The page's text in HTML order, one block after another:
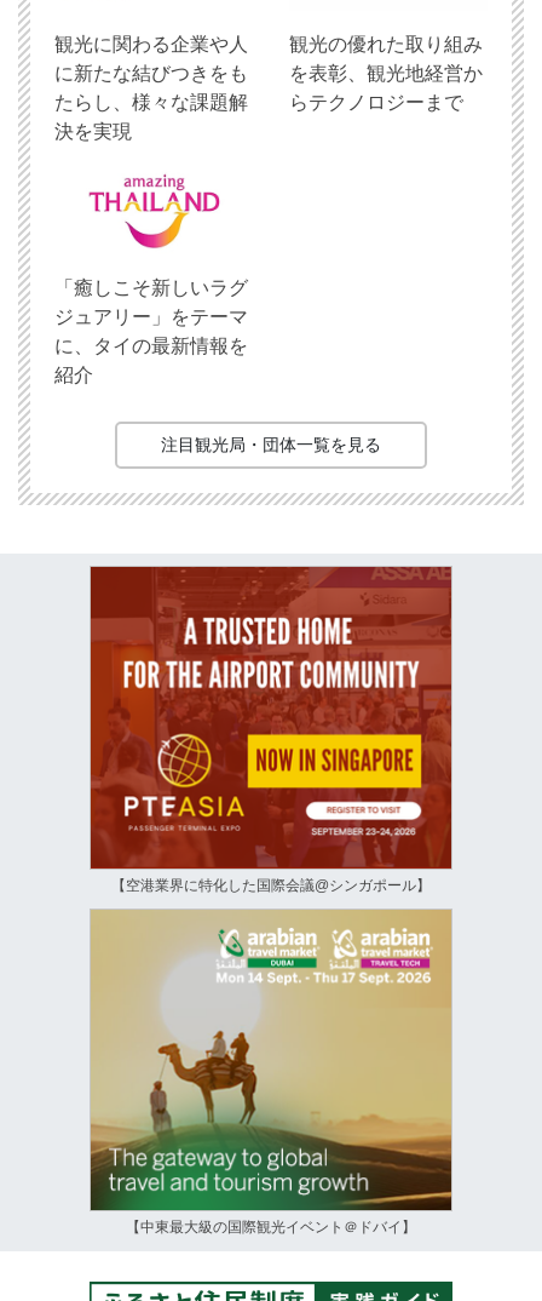
観光に関わる企業や人
に新たな結びつきをも
たらし、様々な課題解
決を実現
観光の優れた取り組み
を表彰、観光地経営か
らテクノロジーまで
「癒しこそ新しいラグ
ジュアリー」をテーマ
に、タイの最新情報を
紹介
注目観光局・団体一覧を見る
【空港業界に特化した国際会議@シンガポール】
【中東最大級の国際観光イベント＠ドバイ】